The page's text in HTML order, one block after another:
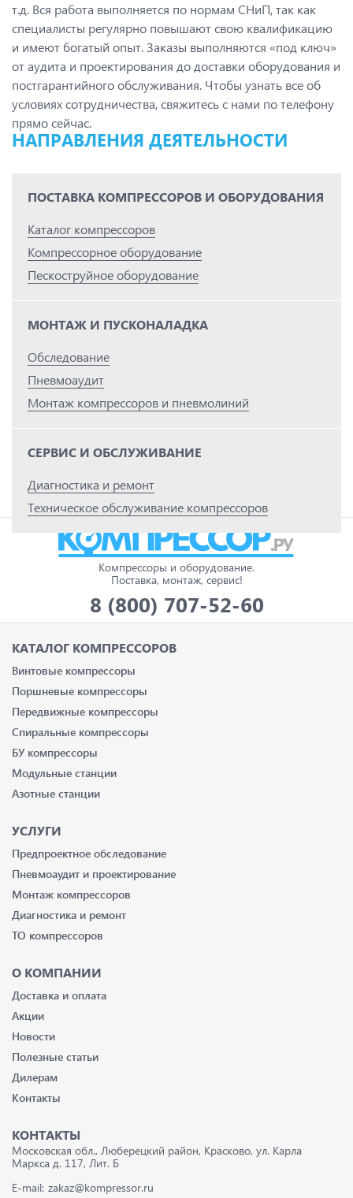
т.д. Вся работа выполняется по нормам СНиП, так как
специалисты регулярно повышают свою квалификацию
и имеют богатый опыт. Заказы выполняются «под ключ»
от аудита и проектирования до доставки оборудования и
постгарантийного обслуживания. Чтобы узнать все об
условиях сотрудничества, свяжитесь с нами по телефону
прямо сейчас.
НАПРАВЛЕНИЯ ДЕЯТЕЛЬНОСТИ
ПОСТАВКА КОМПРЕССОРОВ И ОБОРУДОВАНИЯ
Каталог компрессоров
Компрессорное оборудование
Пескоструйное оборудование
МОНТАЖ И ПУСКОНАЛАДКА
Обследование
Пневмоаудит
Монтаж компрессоров и пневмолиний
СЕРВИС И ОБСЛУЖИВАНИЕ
Диагностика и ремонт
Техническое обслуживание компрессоров
Компрессоры и оборудование.
Поставка, монтаж, сервис!
8 (800) 707-52-60
КАТАЛОГ КОМПРЕССОРОВ
Винтовые компрессоры
Поршневые компрессоры
Передвижные компрессоры
Спиральные компрессоры
БУ компрессоры
Модульные станции
Азотные станции
УСЛУГИ
Предпроектное обследование
Пневмоаудит и проектирование
Монтаж компрессоров
Диагностика и ремонт
ТО компрессоров
О КОМПАНИИ
Доставка и оплата
Акции
Новости
Полезные статьи
Дилерам
Контакты
КОНТАКТЫ
Московская обл., Люберецкий район, Красково, ул. Карла
Маркса д. 117, Лит. Б
E-mail: zakaz@kompressor.ru